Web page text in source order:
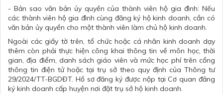
- Bản sao văn bản ủy quyền của thành viên hộ gia đình: Nếu
các thành viên hộ gia đình cùng đăng ký hộ kinh doanh, cần có
văn bản ủy quyền cho một thành viên làm chủ hộ kinh doanh.
Ngoài các giấy tờ trên, tổ chức hoặc cá nhân kinh doanh dạy
thêm còn phải thực hiện công khai thông tin về môn học, thời
gian, địa điểm, danh sách giáo viên và mức học phí trên cổng
thông tin điện tử hoặc tại trụ sở theo quy định của Thông tư
29/2024/TT-BGDĐT. Hồ sơ đăng ký được nộp tại Cơ quan đăng
ký kinh doanh cấp huyện nơi đặt trụ sở hộ kinh doanh.